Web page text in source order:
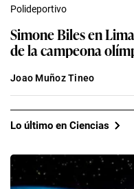
Polideportivo
Simone Biles en
de la campeona
Joao Muñoz Tineo
Lo último en Ciencias